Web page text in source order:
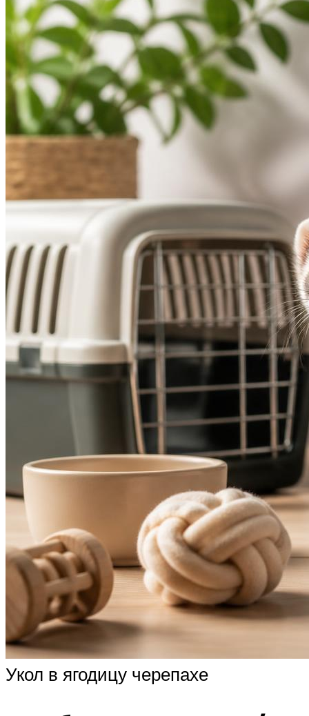
Укол в ягодицу черепахе